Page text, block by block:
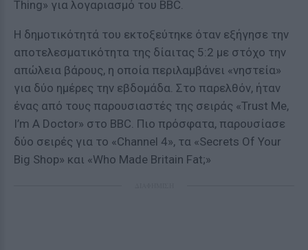
Thing» για λογαριασμό του BBC.
Η δημοτικότητά του εκτοξεύτηκε όταν εξήγησε την
αποτελεσματικότητα της δίαιτας 5:2 με στόχο την
απώλεια βάρους, η οποία περιλαμβάνει «νηστεία»
για δύο ημέρες την εβδομάδα. Στο παρελθόν, ήταν
ένας από τους παρουσιαστές της σειράς «Trust Me,
I’m A Doctor» στο BBC. Πιο πρόσφατα, παρουσίασε
δύο σειρές για το «Channel 4», τα «Secrets Of Your
Big Shop» και «Who Made Britain Fat;»